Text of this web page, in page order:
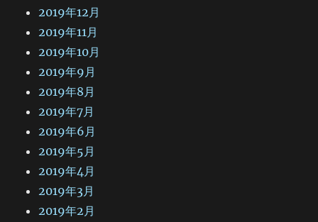
2019年12月
2019年11月
2019年10月
2019年9月
2019年8月
2019年7月
2019年6月
2019年5月
2019年4月
2019年3月
2019年2月